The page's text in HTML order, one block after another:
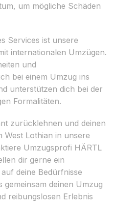
um mögliche Schäden
Services ist unsere
internationalen Umzügen.
und
bei einem Umzug ins
unterstützen dich bei der
Formalitäten.
zurücklehnen und deinen
West Lothian in unsere
Umzugsprofi HÄRTL
dir gerne ein
deine Bedürfnisse
gemeinsam deinen Umzug
reibungslosen Erlebnis